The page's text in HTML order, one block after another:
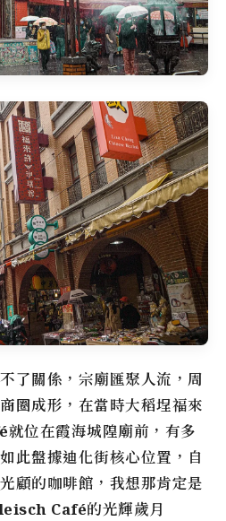
了關係，宗廟匯聚人流，周
圈成形，在當時大稻埕福來
就位在霞海城隍廟前，有多
此盤據迪化街核心位置，自
顧的咖啡館，我想那肯定是
Café的光輝歲月